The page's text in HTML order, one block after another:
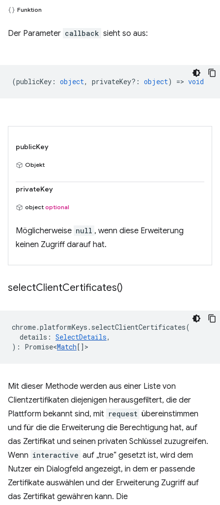
Funktion
Der Parameter callback sieht so aus:
(publicKey : object, privateKey? : object) => void
publicKey
Objekt
privateKey
object optional
Möglicherweise null , wenn diese Erweiterung
keinen Zugriff darauf hat.
selectClientCertificates()
chrome.platformKeys . selectClientCertificates(
details : SelectDetails,
) : Promise<Match[] >
Mit dieser Methode werden aus einer Liste von
Clientzertifikaten diejenigen herausgefiltert, die der
Plattform bekannt sind, mit request übereinstimmen
und für die die Erweiterung die Berechtigung hat, auf
das Zertifikat und seinen privaten Schlüssel zuzugreifen.
Wenn interactive auf „true“ gesetzt ist, wird dem
Nutzer ein Dialogfeld angezeigt, in dem er passende
Zertifikate auswählen und der Erweiterung Zugriff auf
das Zertifikat gewähren kann. Die